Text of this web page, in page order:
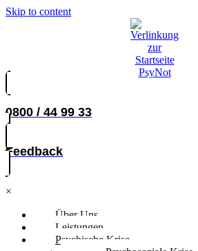
Skip to content
0800 / 44 99 33
Feedback
×
Über Uns
Leistungen
Psychische Krise